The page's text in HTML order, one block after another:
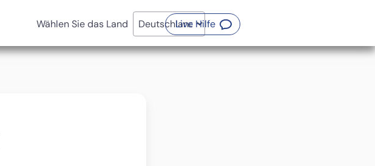
Wählen Sie das Land Live Hilfe(Öffnet ein neues Fenster)